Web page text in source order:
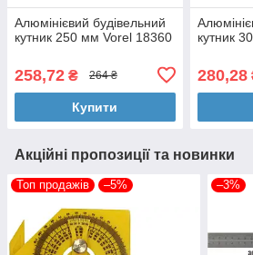
Алюмінієвий будівельний
кутник 250 мм Vorel 18360
258,72 ₴ 264 ₴
Купити
кутник
280,28
Акційні пропозиції та новинки
Топ продажів –5% –3%